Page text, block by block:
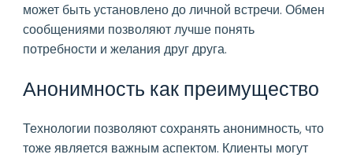
может быть установлено до личной встречи. Обмен
сообщениями позволяют лучше понять
потребности и желания друг друга.
Анонимность как преимущество
Технологии позволяют сохранять анонимность, что
тоже является важным аспектом. Клиенты могут